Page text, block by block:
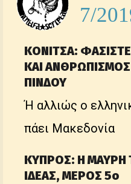
7/
ΚΟΝΙΤΣΑ:
ΚΑΙ
ΠΙΝΔΟΥ
Ή αλλιώς ο
πάει Μακεδονία
ΚΥΠΡΟΣ: Η ΜΑΥΡΗ
ΙΔΕΑΣ, ΜΕΡΟΣ 5ο